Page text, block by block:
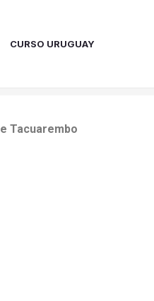
CURSO URUGUAY
Tacuarembo